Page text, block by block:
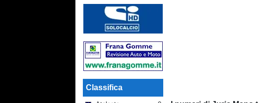
Classifica